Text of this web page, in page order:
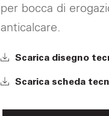
per bocca di
anticalcare.
Scarica disegno
Scarica scheda